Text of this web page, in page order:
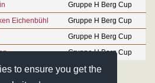
to ensure you get the
Gruppe H Berg Cup
Eichenbühl
Gruppe H Berg Cup
Gruppe H Berg Cup
Gruppe H Berg Cup